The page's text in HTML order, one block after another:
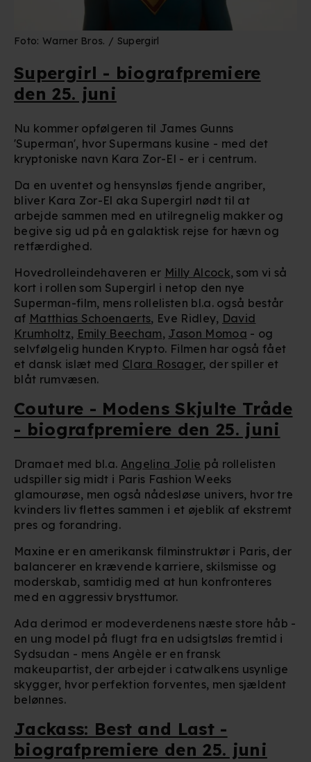
Foto: Warner Bros. / Supergirl
Supergirl - biografpremiere
den 25. juni
Nu kommer opfølgeren til James Gunns
'Superman', hvor Supermans kusine - med det
kryptoniske navn Kara Zor-El - er i centrum.
Da en uventet og hensynsløs fjende angriber,
bliver Kara Zor-El aka Supergirl nødt til at
arbejde sammen med en utilregnelig makker og
begive sig ud på en galaktisk rejse for hævn og
retfærdighed.
Hovedrolleindehaveren er Milly Alcock, som vi så
kort i rollen som Supergirl i netop den nye
Superman-film, mens rollelisten bl.a. også består
af Matthias Schoenaerts, Eve Ridley, David
Krumholtz, Emily Beecham, Jason Momoa - og
selvfølgelig hunden Krypto. Filmen har også fået
et dansk islæt med Clara Rosager, der spiller et
blåt rumvæsen.
Couture - Modens Skjulte Tråde
- biografpremiere den 25. juni
Dramaet med bl.a. Angelina Jolie på rollelisten
udspiller sig midt i Paris Fashion Weeks
glamourøse, men også nådesløse univers, hvor tre
kvinders liv flettes sammen i et øjeblik af ekstremt
pres og forandring.
Maxine er en amerikansk filminstruktør i Paris, der
balancerer en krævende karriere, skilsmisse og
moderskab, samtidig med at hun konfronteres
med en aggressiv brysttumor.
Ada derimod er modeverdenens næste store håb -
en ung model på flugt fra en udsigtsløs fremtid i
Sydsudan - mens Angèle er en fransk
makeupartist, der arbejder i catwalkens usynlige
skygger, hvor perfektion forventes, men sjældent
belønnes.
Jackass: Best and Last -
biografpremiere den 25. juni